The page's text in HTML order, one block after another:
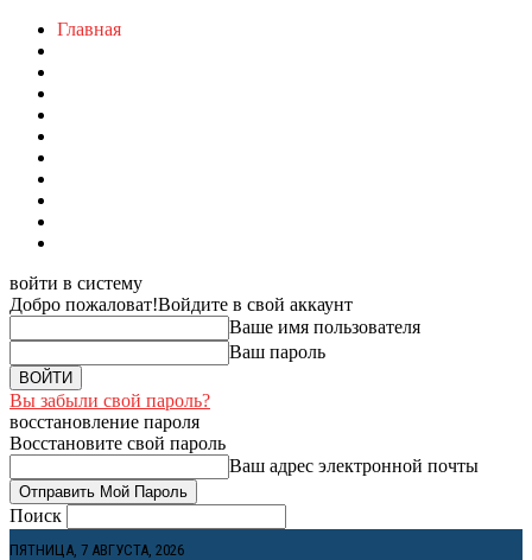
Главная
войти в систему
Добро пожаловат!Войдите в свой аккаунт
Ваше имя пользователя
Ваш пароль
Вы забыли свой пароль?
восстановление пароля
Восстановите свой пароль
Ваш адрес электронной почты
Поиск
ПЯТНИЦА, 7 АВГУСТА, 2026